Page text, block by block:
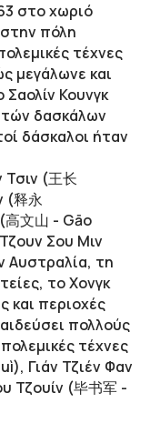
στο χωριό
πόλη
τέχνες
μεγάλωνε και
Κουνγκ
δασκάλων
δάσκαλοι ήταν
Τσιν (王长
(释永
高文山 - Gāo
Σου Μιν
Αυστραλία, τη
το Χονγκ
και περιοχές
πολλούς
τέχνες
Γιάν Τζιέν Φαν
Τζουίν (毕书军 -